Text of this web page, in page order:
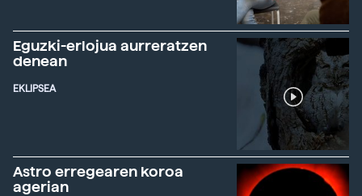
Eguzki-erlojua aurreratzen
denean
EKLIPSEA
Astro erregearen koroa
agerian